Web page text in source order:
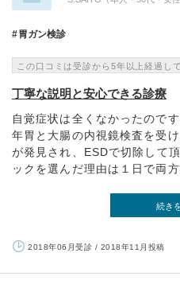
胃ガン検診
この口コミは受診から5年以上経過し
丁寧な説明と安心できる診療
自覚症状は全くなかったので
年胃と大腸の内視鏡検査を受
が発見され、ESDで切除して
ックを選んだ理由は１日で両
続き
2018年06月受診 / 2018年11月投稿